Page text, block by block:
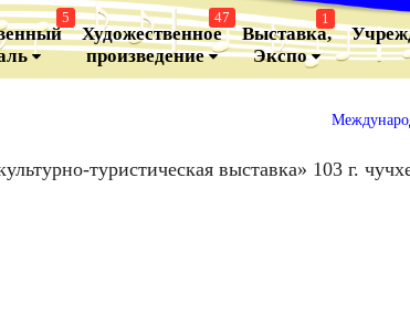
5
Художественное
произведение
47
Выставка,
Экспо
1
туристическая выставка» 103 г.